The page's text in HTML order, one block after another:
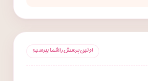
اولین پرسش را شما بپرسید!